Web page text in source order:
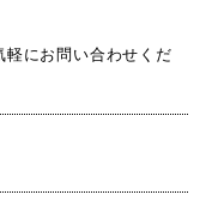
にお問い合わせくだ